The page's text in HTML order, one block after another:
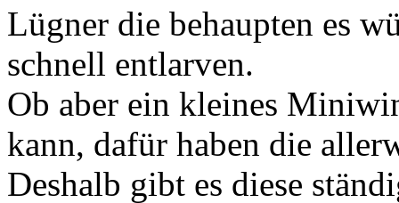
Lügner die behaupten es
schnell entlarven.
Ob aber ein kleines
kann, dafür haben die
Deshalb gibt es diese